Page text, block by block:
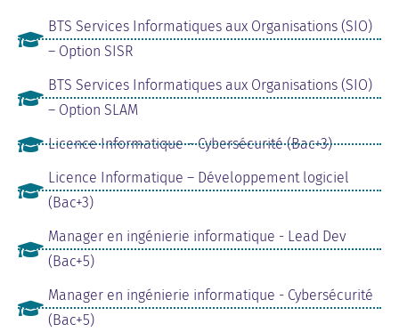
BTS Services Informatiques aux Organisations (SIO)
– Option SISR
BTS Services Informatiques aux Organisations (SIO)
– Option SLAM
Licence Informatique – Cybersécurité (Bac+3)
Licence Informatique – Développement logiciel
(Bac+3)
Manager en ingénierie informatique - Lead Dev
(Bac+5)
Manager en ingénierie informatique - Cybersécurité
(Bac+5)